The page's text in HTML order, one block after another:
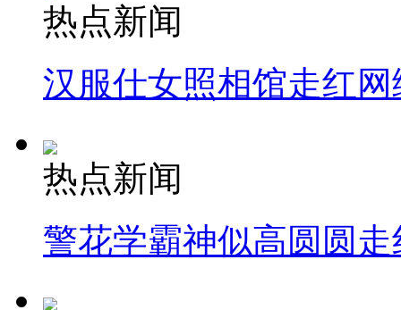
热点新闻
汉服仕女照相馆走红网
热点新闻
警花学霸神似高圆圆走